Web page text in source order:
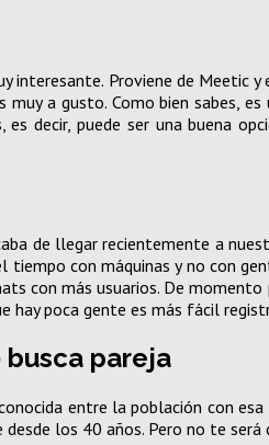
interesante. Proviene de Meetic
muy a gusto. Como bien sabes,
es decir, puede ser una buena
de llegar recientemente a
tiempo con máquinas y no con
con más usuarios. De
hay poca gente es más fácil
busca pareja
entre la población con
los 40 años. Pero no te